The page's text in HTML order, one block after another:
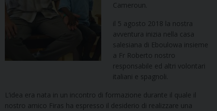
Cameroun.
il 5 agosto 2018 la nostra
avventura inizia nella casa
salesiana di Eboulowa insieme
a Fr Roberto nostro
responsabile ed altri volontari
italiani e spagnoli.
L’idea era nata in un incontro di formazione durante il quale il
nostro amico Firas ha espresso il desiderio di realizzare una